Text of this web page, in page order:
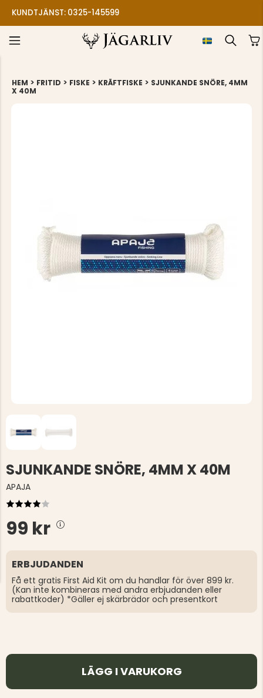
KUNDTJÄNST: 0325-145599
HEM > FRITID > FISKE > KRÄFTFISKE > SJUNKANDE SNÖRE, 4MM
X 40M
SJUNKANDE SNÖRE, 4MM X 40M
APAJA
99 kr
ERBJUDANDEN
Få ett gratis First Aid Kit om du handlar för över 899 kr.
(Kan inte kombineras med andra erbjudanden eller
rabattkoder) *Gäller ej skärbrädor och presentkort
LÄGG I VARUKORG